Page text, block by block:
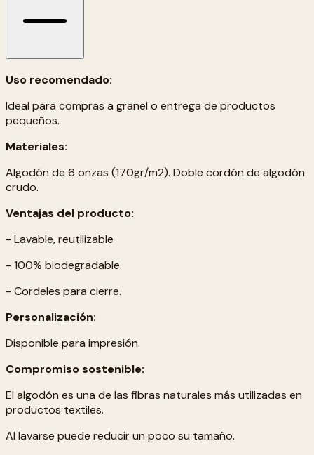
Uso recomendado:
Ideal para compras a granel o entrega de productos
pequeños.
Materiales:
Algodón de 6 onzas (170gr/m2). Doble cordón de algodón
crudo.
Ventajas del producto:
- Lavable, reutilizable
- 100% biodegradable.
- Cordeles para cierre.
Personalización:
Disponible para impresión.
Compromiso sostenible:
El algodón es una de las fibras naturales más utilizadas en
productos textiles.
Al lavarse puede reducir un poco su tamaño.